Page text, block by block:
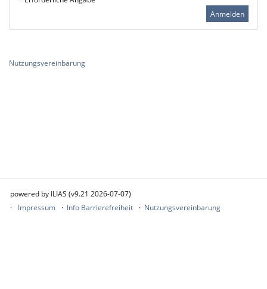
Anmelden
Nutzungsvereinbarung
powered by ILIAS (v9.21 2026-07-07)
Impressum
Info Barrierefreiheit Nutzungsvereinbarung